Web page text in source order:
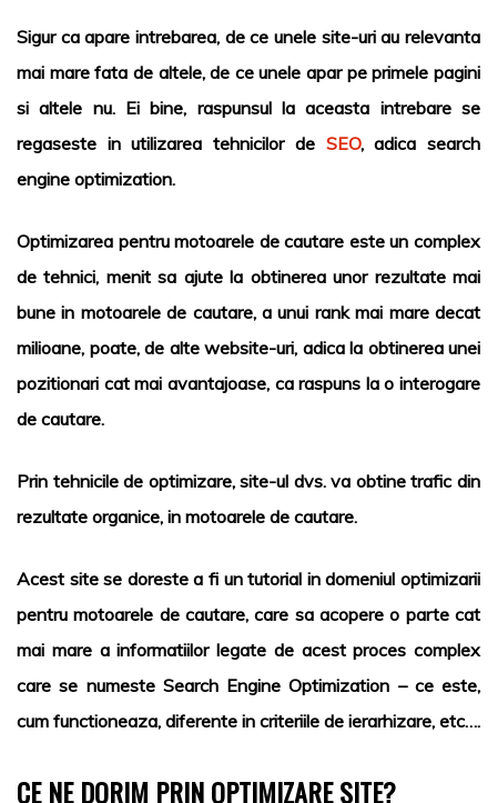
Sigur ca apare intrebarea, de ce unele site-uri au relevanta
mai mare fata de altele, de ce unele apar pe primele pagini
si altele nu. Ei bine, raspunsul la aceasta intrebare se
regaseste in utilizarea tehnicilor de SEO, adica search
engine optimization.
Optimizarea pentru motoarele de cautare este un complex
de tehnici, menit sa ajute la obtinerea unor rezultate mai
bune in motoarele de cautare, a unui rank mai mare decat
milioane, poate, de alte website-uri, adica la obtinerea unei
pozitionari cat mai avantajoase, ca raspuns la o interogare
de cautare.
Prin tehnicile de optimizare, site-ul dvs. va obtine trafic din
rezultate organice, in motoarele de cautare.
Acest site se doreste a fi un tutorial in domeniul optimizarii
pentru motoarele de cautare, care sa acopere o parte cat
mai mare a informatiilor legate de acest proces complex
care se numeste Search Engine Optimization – ce este,
cum functioneaza, diferente in criteriile de ierarhizare, etc….
CE NE DORIM PRIN OPTIMIZARE SITE?